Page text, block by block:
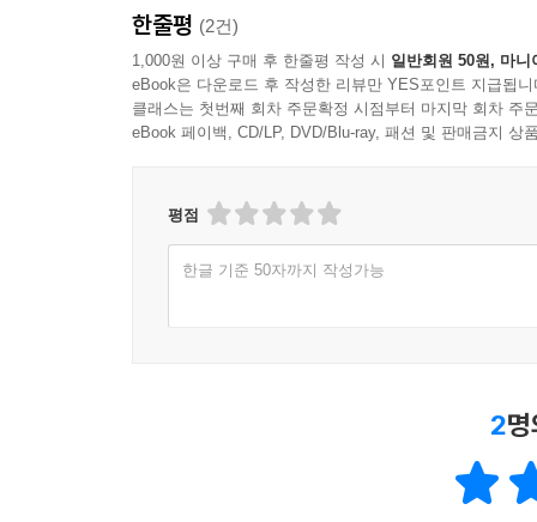
운용자산이 1조 달러에 이르는 노르웨이 정부
자금을 투자 철회하고, 선진 시장의 풍력 및 태
우리가 해야 할 일)
이상기후가 계속되고 있다. ‘관측 이래 최고’라
기후위기의 현실을 짚어보고 어떻게 우리의 삶
우리 자녀와 후손들이 우리 눈을 똑바로 바라보며
한줄평 (2건)
1,000원 이상 구매 후 한줄평 작성 시 일반회원 50원, 마니
eBook은 다운로드 후 작성한 리뷰만 YES포인트 지급됩니
클래스는 첫번째 회차 주문확정 시점부터 마지막 회차 주
eBook 페이백, CD/LP, DVD/Blu-ray, 패션 및 판매금지 상
평점
한글 기준 50자까지 작성가능
2